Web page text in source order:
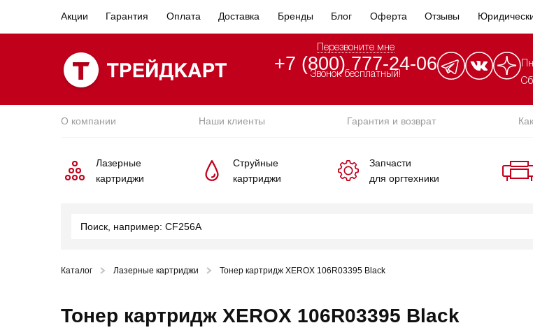
Акции Гарантия Оплата Доставка Бренды Блог Оферта Отзывы
Перезвоните мне
+7 (800) 777-24-06
Звонок бесплатный!
О компании Наши клиенты Гарантия и возврат
Лазерные
картриджи
Струйные
картриджи
Запчасти
для оргтехники
Каталог Лазерные картриджи Тонер картридж XEROX 106R03395 Black
Тонер картридж XEROX 106R03395 Black